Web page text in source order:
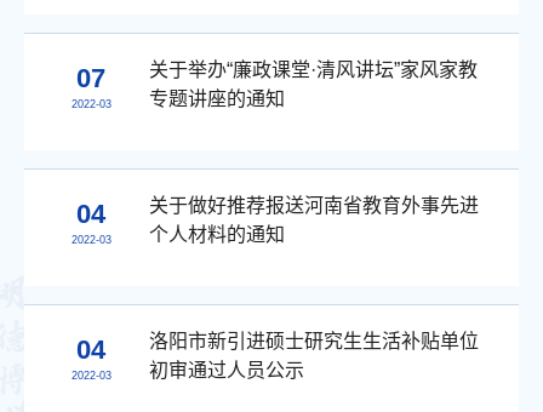
07
2022-03
关于举办“廉政课堂·清风讲坛”家风家教
专题讲座的通知
04
2022-03
关于做好推荐报送河南省教育外事先进
个人材料的通知
04
2022-03
洛阳市新引进硕士研究生生活补贴单位
初审通过人员公示